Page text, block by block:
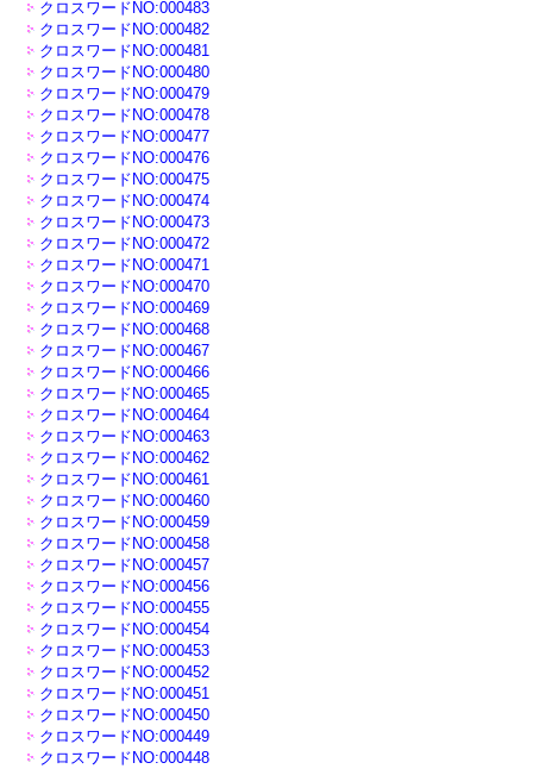
クロスワードNO:000483
クロスワードNO:000482
クロスワードNO:000481
クロスワードNO:000480
クロスワードNO:000479
クロスワードNO:000478
クロスワードNO:000477
クロスワードNO:000476
クロスワードNO:000475
クロスワードNO:000474
クロスワードNO:000473
クロスワードNO:000472
クロスワードNO:000471
クロスワードNO:000470
クロスワードNO:000469
クロスワードNO:000468
クロスワードNO:000467
クロスワードNO:000466
クロスワードNO:000465
クロスワードNO:000464
クロスワードNO:000463
クロスワードNO:000462
クロスワードNO:000461
クロスワードNO:000460
クロスワードNO:000459
クロスワードNO:000458
クロスワードNO:000457
クロスワードNO:000456
クロスワードNO:000455
クロスワードNO:000454
クロスワードNO:000453
クロスワードNO:000452
クロスワードNO:000451
クロスワードNO:000450
クロスワードNO:000449
クロスワードNO:000448